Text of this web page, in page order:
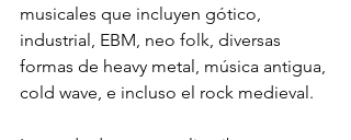
musicales que incluyen gótico,
industrial, EBM, neo folk, diversas
formas de heavy metal, música antigua,
cold wave, e incluso el rock medieval.